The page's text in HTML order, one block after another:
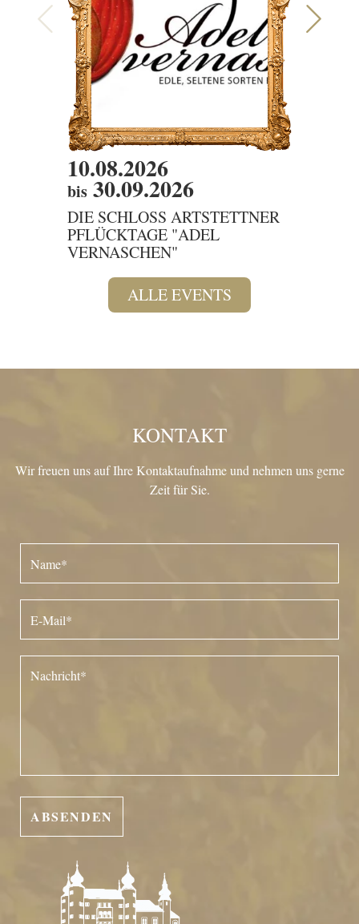
10.08.2026
bis 30.09.2026
DIE SCHLOSS ARTSTETTNER
PFLÜCKTAGE "ADEL
VERNASCHEN"
ALLE EVENTS
KONTAKT
Wir freuen uns auf Ihre Kontaktaufnahme und nehmen uns gerne
Zeit für Sie.